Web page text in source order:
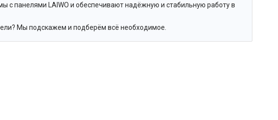
с панелями LAIWO и обеспечивают надёжную и стабильную работу в
Мы подскажем и подберём всё необходимое.